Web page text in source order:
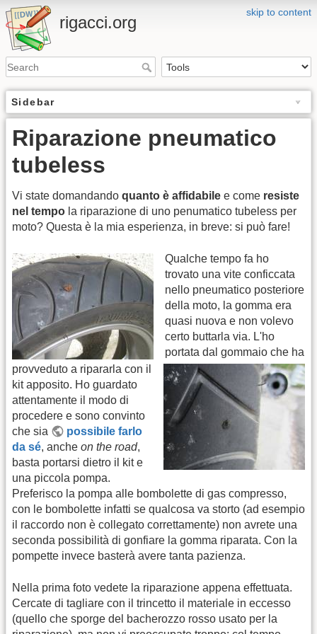
skip to content
rigacci.org
Sidebar
Riparazione pneumatico
tubeless
Vi state domandando quanto è affidabile e come resiste
nel tempo la riparazione di uno penumatico tubeless per
moto? Questa è la mia esperienza, in breve: si può fare!
Qualche tempo fa ho
trovato una vite conficcata
nello pneumatico posteriore
della moto, la gomma era
quasi nuova e non volevo
certo buttarla via. L'ho
portata dal gommaio che ha
provveduto a ripararla con il
kit apposito. Ho guardato
attentamente il modo di
procedere e sono convinto
che sia
possibile farlo
da sé, anche on the road,
basta portarsi dietro il kit e
una piccola pompa.
Preferisco la pompa alle bombolette di gas compresso,
con le bombolette infatti se qualcosa va storto (ad esempio
il raccordo non è collegato correttamente) non avrete una
seconda possibilità di gonfiare la gomma riparata. Con la
pompette invece basterà avere tanta pazienza.
Nella prima foto vedete la riparazione appena effettuata.
Cercate di tagliare con il trincetto il materiale in eccesso
(quello che sporge del bacherozzo rosso usato per la